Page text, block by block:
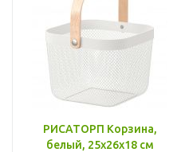
РИСАТОРП Корзина,
белый, 25x26x18 см